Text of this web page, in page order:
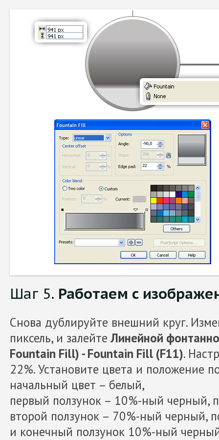
Шаг 5. Работаем с
Снова дублируйте внешний круг.
пиксель, и залейте Линейной
Fountain Fill) - Fountain Fill (F11).
22%. Установите цвета и положение
начальный цвет – белый,
первый ползунок – 10%-ный черный,
второй ползунок – 70%-ный черный,
и конечный ползунок 10%-ный